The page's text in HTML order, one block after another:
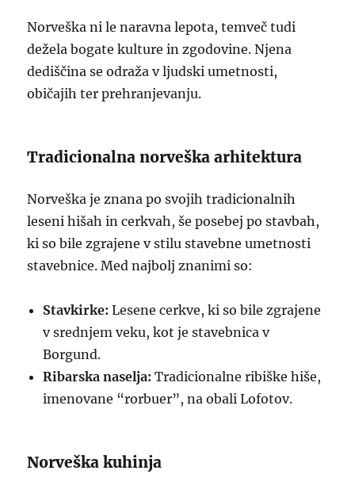
Norveška ni le naravna lepota, temveč tudi
dežela bogate kulture in zgodovine. Njena
dediščina se odraža v ljudski umetnosti,
običajih ter prehranjevanju.
Tradicionalna norveška arhitektura
Norveška je znana po svojih tradicionalnih
leseni hišah in cerkvah, še posebej po stavbah,
ki so bile zgrajene v stilu stavebne umetnosti
stavebnice. Med najbolj znanimi so:
Stavkirke: Lesene cerkve, ki so bile zgrajene
v srednjem veku, kot je stavebnica v
Borgund.
Ribarska naselja: Tradicionalne ribiške hiše,
imenovane “rorbuer”, na obali Lofotov.
Norveška kuhinja